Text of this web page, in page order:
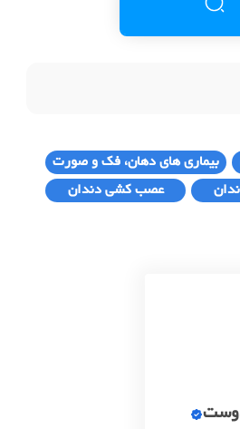
بیماری های دهان، فک و صورت
عصب کشی دندان